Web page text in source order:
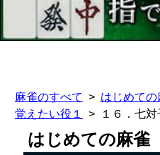
麻雀のすべて はじめての
覚えたい役１
１６．七対
はじめての麻雀